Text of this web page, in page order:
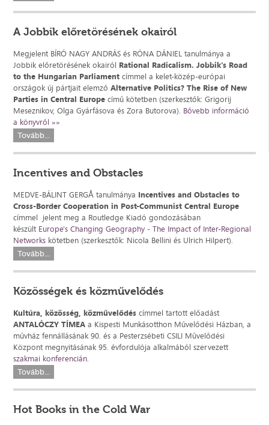
A Jobbik előretörésének okairól
Megjelent BÍRÓ NAGY ANDRÁS és RÓNA DÁNIEL tanulmánya a
Jobbik előretörésének okairól Rational Radicalism. Jobbik's Road
to the Hungarian Parliament címmel a kelet-közép-európai
országok új pártjait elemzőAlternative Politics? The Rise of New
Parties in Central Europe című kötetben (szerkesztők: Grigorij
Meseznikov, Olga Gyárfásova és Zora Butorova). Bővebb információ
a könyvről »»
Tovább...
Incentives and Obstacles
MEDVE-BÁLINT GERGÅ tanulmánya Incentives and Obstacles to
Cross-Border Cooperation in Post-Communist Central Europe
címmel jelent meg a Routledge Kiadó gondozásában
készült Europe's Changing Geography - The Impact of Inter-Regional
Networks kötetben (szerkesztők: Nicola Bellini és Ulrich Hilpert).
Tovább...
Közösségek és közművelődés
Kultúra, közösség, közművelődés címmel tartott előadást
ANTALÓCZY TÍMEA a Kispesti Munkásotthon Művelődési Házban, a
művház fennállásának 90. és a Pesterzsébeti CSILI Művelődési
Központ megnyitásának 95. évfordulója alkalmából szervezett
szakmai konferencián.
Tovább...
Hot Books in the Cold War